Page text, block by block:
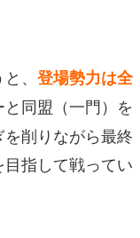
、 登場勢力は全
同盟（一門）を
削りながら最終
指して戦ってい